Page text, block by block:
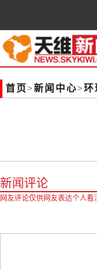
首页>新闻中心>环
新闻评论
网友评论仅供网友表达个人